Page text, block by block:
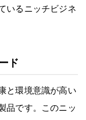
いるニッチビジネ
ド
と環境意識が高い
品です。このニッ